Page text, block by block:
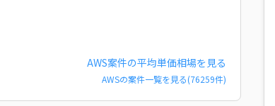
AWS案件の平均単価相場を見る
AWSの案件一覧を見る(76259件)